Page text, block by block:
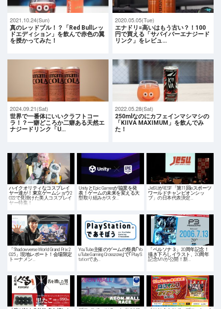
2021.10.24(Sun)
真のレッドブル！？「Red Bullレッ
ドエディション」を飲んで赤色の翼
を授かってみた！
2020.05.05(Tue)
エナドリ=高いはもう古い？！100
円で買える「サバイバーエナジード
リンク」をレビュ…
2024.09.21(Sat)
世界で一番体にいいクラフトコー
ラ！？一癖どころか二癖ある天然エ
ナジードリンク「U…
2022.05.28(Sat)
250mlなのにカフェインマシマシの
「KIIVA MAXIMUM」を飲んでみ
た！
ハイクオリティなコスプレイ
ヤー達が！東京ゲームショウ2
022で見掛けた美人コスプレイ
ヤー特集！
UnityとEpic Gamesが協業を発
表！ゲームの未来を変える大
型取り組みがスタ…
JeSUがIESF「第11回eスポーツ
ワールドチャンピオンシッ
プ」の日本代表決定…
「Shadowverse World Grand Prix 2
025」現地レポート！会場限定
トーナメン…
YouTube主催のゲームの祭典｢Yo
uTube Gaming Crosszone｣で｢PlayS
tationであ…
「ペルソナ３」20周年記念！
描き下ろしイラスト、20周年
記念MVが公開！新…